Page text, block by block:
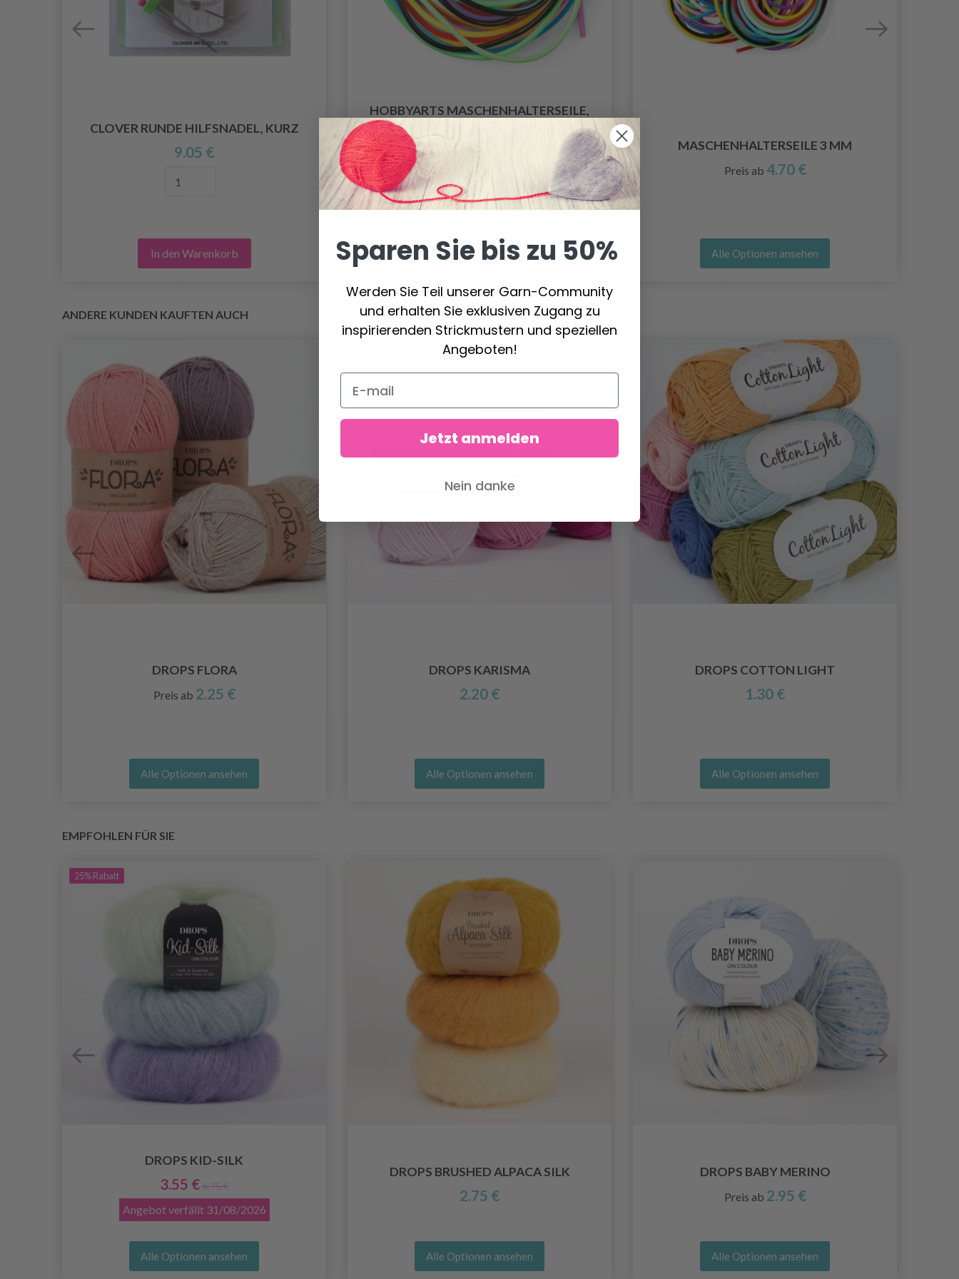
CLOVER RUNDE HILFSNADEL, KURZ
9.05 €
In den Warenkorb
HOBBYARTS MASCHENHALTERSEILE,
VERSCHIEDENE FARBEN, 2 MM, 100 CM,
12 STK
3.70 €
In den Warenkorb
MASCHENHALTERSEILE 3 MM
Preis ab 4.70 €
Alle Optionen ansehen
ANDERE KUNDEN KAUFTEN AUCH
DROPS FLORA
Preis ab 2.25 €
Alle Optionen ansehen
DROPS KARISMA
2.20 €
Alle Optionen ansehen
DROPS COTTON LIGHT
1.30 €
Alle Optionen ansehen
EMPFOHLEN FÜR SIE
25%Rabatt
DROPS KID-SILK
3.55 € 4.75 €
Angebot verfällt 31/08/2026
Alle Optionen ansehen
DROPS BRUSHED ALPACA SILK
2.75 €
Alle Optionen ansehen
DROPS BABY MERINO
Preis ab 2.95 €
Alle Optionen ansehen
Sparen Sie bis zu 50%
Werden Sie Teil unserer Garn-Community
und erhalten Sie exklusiven Zugang zu
inspirierenden Strickmustern und speziellen
Angeboten!
Jetzt anmelden
Nein danke